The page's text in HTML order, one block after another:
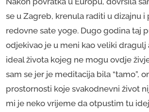
se u Zagreb, krenula raditi u dizajnu i
redovne sate yoge. Dugo godina taj
odjekivao je u meni kao veliki dragulj
ideal života kojeg ne mogu ovdje
sam se jer je meditacija bila “tamo”,
prostornosti koje svakodnevni život
mi je neko vrijeme da otpustim tu